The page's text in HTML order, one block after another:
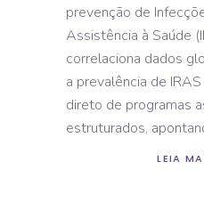
prevenção de
Assistência à Saúde
correlaciona dados
a prevalência de
direto de programas
estruturados,
LEIA